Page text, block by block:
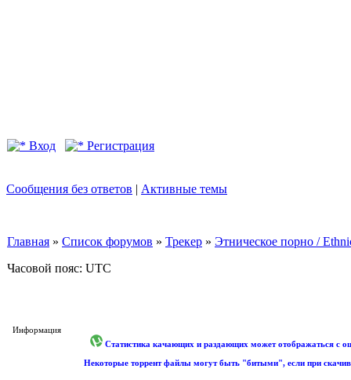
Вход Регистрация
Сообщения без ответов | Активные темы
Главная » Список форумов » Трекер » Этническое порно /
Часовой пояс: UTC
Информация
Статистика качающих и раздающих может отображаться с
Некоторые торрент файлы могут быть "битыми", если при